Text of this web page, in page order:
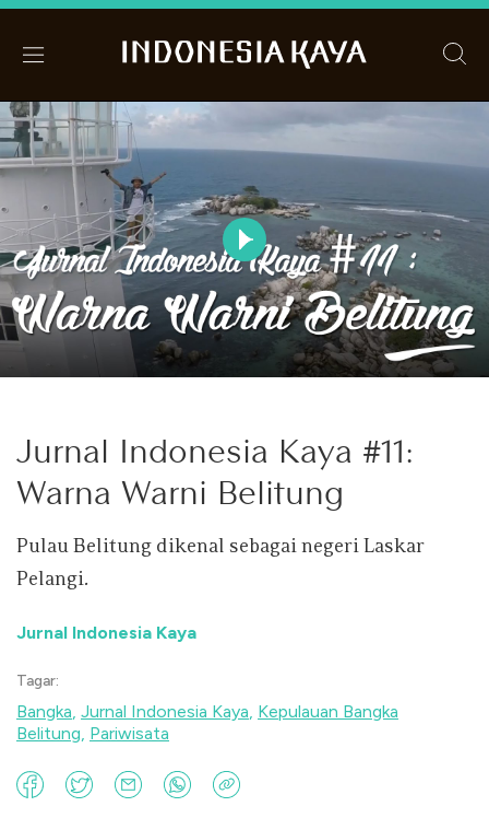
Jurnal Indonesia Kaya #11:
Warna Warni Belitung
Pulau Belitung dikenal sebagai negeri Laskar
Pelangi.
Jurnal Indonesia Kaya
Tagar:
Bangka, Jurnal Indonesia Kaya, Kepulauan Bangka
Belitung, Pariwisata